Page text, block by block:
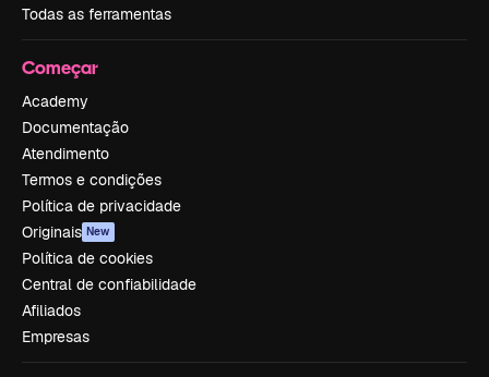
Todas as ferramentas
Começar
Academy
Documentação
Atendimento
Termos e condições
Política de privacidade
Originais New
Política de cookies
Central de confiabilidade
Afiliados
Empresas